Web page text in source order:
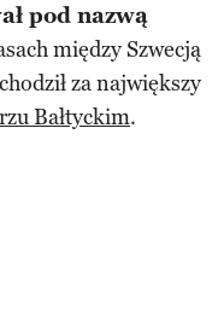
pod nazwą
między Szwecją
za największy
Bałtyckim.